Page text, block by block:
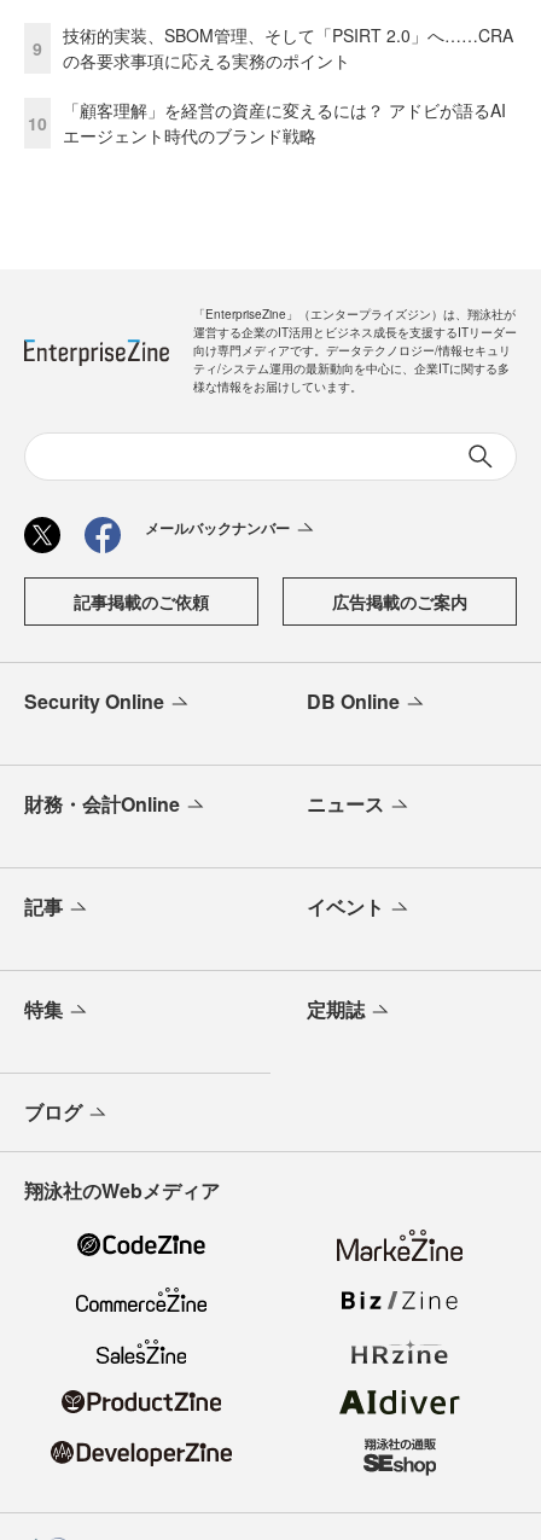
9
技術的実装、SBOM管理、そして「PSIRT 2.0」へ……CRA
の各要求事項に応える実務のポイント
10
「顧客理解」を経営の資産に変えるには？ アドビが語るAI
エージェント時代のブランド戦略
「EnterpriseZine」（エンタープライズジン）は、翔泳社が
運営する企業のIT活用とビジネス成長を支援するITリーダー
向け専門メディアです。データテクノロジー/情報セキュリ
ティ/システム運用の最新動向を中心に、企業ITに関する多
様な情報をお届けしています。
メールバックナンバー
記事掲載のご依頼 広告掲載のご案内
Security Online DB Online
財務・会計Online ニュース
記事 イベント
特集 定期誌
ブログ
翔泳社のWebメディア